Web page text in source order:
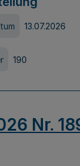
13.07.2026
190
Nr.